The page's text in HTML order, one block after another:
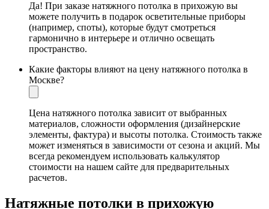
Да! При заказе натяжного потолка в прихожую вы
можете получить в подарок осветительные приборы
(например, споты), которые будут смотреться
гармонично в интерьере и отлично освещать
пространство.
Какие факторы влияют на цену натяжного потолка в
Москве?
Цена натяжного потолка зависит от выбранных
материалов, сложности оформления (дизайнерские
элементы, фактура) и высоты потолка. Стоимость также
может изменяться в зависимости от сезона и акций. Мы
всегда рекомендуем использовать калькулятор
стоимости на нашем сайте для предварительных
расчетов.
Натяжные потолки в прихожую